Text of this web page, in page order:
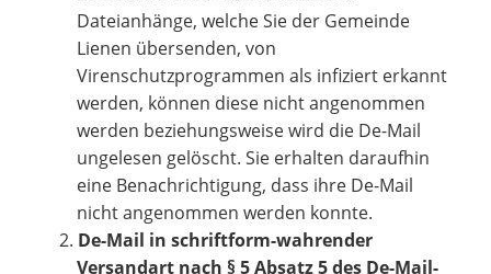
Dateianhänge, welche Sie der Gemeinde
Lienen übersenden, von
Virenschutzprogrammen als infiziert erkannt
werden, können diese nicht angenommen
werden beziehungsweise wird die De-Mail
ungelesen gelöscht. Sie erhalten daraufhin
eine Benachrichtigung, dass ihre De-Mail
nicht angenommen werden konnte.
De-Mail in schriftform-wahrender
Versandart nach § 5 Absatz 5 des De-Mail-